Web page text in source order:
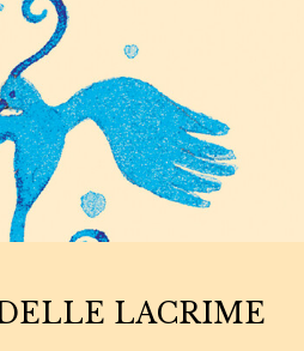
LACRIME